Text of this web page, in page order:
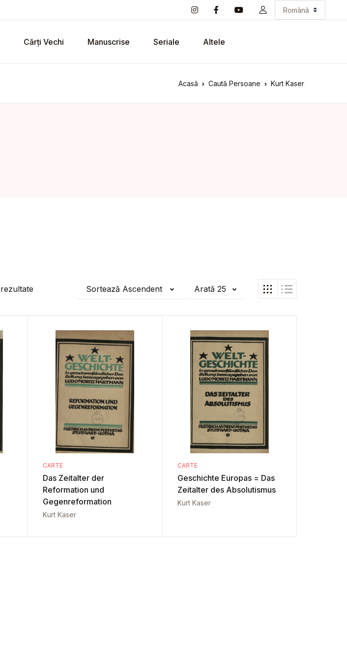
Cărți Vechi Manuscrise Seriale Altele
Acasă Caută Persoane Kurt Kaser
rezultate Sortează Ascendent Arată 25
CARTE
Das Zeitalter der
Reformation und
Gegenreformation
Kurt Kaser
CARTE
Geschichte Europas = Das
Zeitalter des Absolutismus
Kurt Kaser